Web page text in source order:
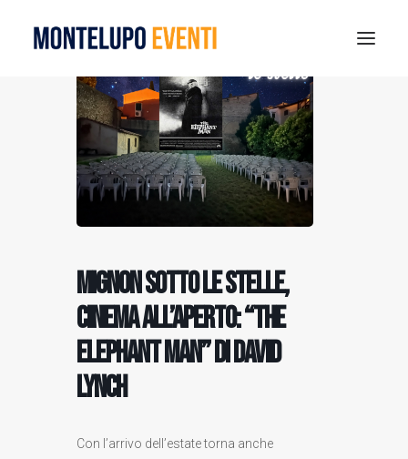
MONTELUPO SPORT DAYS 2026
ESTATE A MONTELUPO
VISIT MONTELUPO
RICERCA
Mignon sotto le stelle,
cinema all’aperto: “The
Elephant Man” di David
Lynch
Con l’arrivo dell’estate torna anche